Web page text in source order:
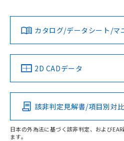
ダウンロードデータをご利用いた
みください。
ソフトウェアの使用条件
対応済み
中国 RoHS 注意事項・凡例
Pb Hg
LR型式承認
（イギリス
船舶規格）
DNV型式承認
（ノルウェー
No No
この製品の
その他の認証はこちらの
カタログ/データシート/マ
2D CADデータ
該非判定見解書/項目別対
日本の外為法に基づく該非判定、および
ます。